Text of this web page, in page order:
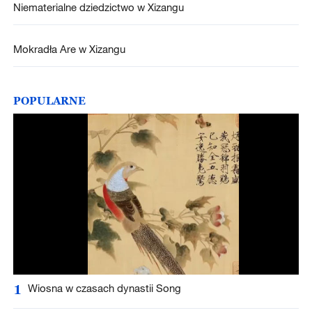
Niematerialne dziedzictwo w Xizangu
Mokradła Are w Xizangu
POPULARNE
1 Wiosna w czasach dynastii Song